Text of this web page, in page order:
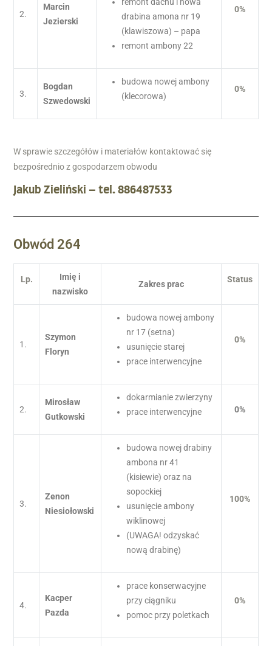
2.
Marcin
Jezierski
remont dachu i nowa
drabina amona nr 19
(klawiszowa) – papa
remont ambony 22
0%
3.
Bogdan
Szwedowski
budowa nowej ambony
(klecorowa)
0%
W sprawie szczegółów i materiałów kontaktować się
bezpośrednio z gospodarzem obwodu
Jakub Zieliński – tel. 886487533
Obwód 264
Lp.
Imię i
nazwisko
Zakres prac Status
1.
Szymon
Floryn
budowa nowej ambony
nr 17 (setna)
usunięcie starej
prace interwencyjne
0%
2.
Mirosław
Gutkowski
dokarmianie zwierzyny
prace interwencyjne
0%
3.
Zenon
Niesiołowski
budowa nowej drabiny
ambona nr 41
(kisiewie) oraz na
sopockiej
usunięcie ambony
wiklinowej
(UWAGA! odzyskać
nową drabinę)
100%
4.
Kacper
Pazda
prace konserwacyjne
przy ciągniku
pomoc przy poletkach
0%